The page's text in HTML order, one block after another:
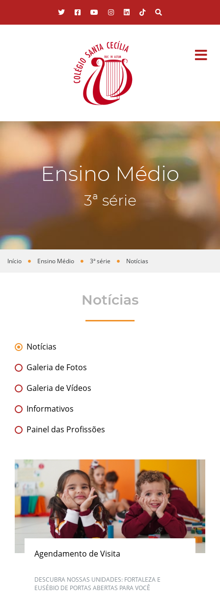
Ensino Médio
3ª série
Você está aqui
Início Ensino Médio 3ª série Notícias
Notícias
Notícias
Galeria de Fotos
Galeria de Vídeos
Informativos
Painel das Profissões
Agendamento de Visita
DESCUBRA NOSSAS UNIDADES: FORTALEZA E
EUSÉBIO DE PORTAS ABERTAS PARA VOCÊ